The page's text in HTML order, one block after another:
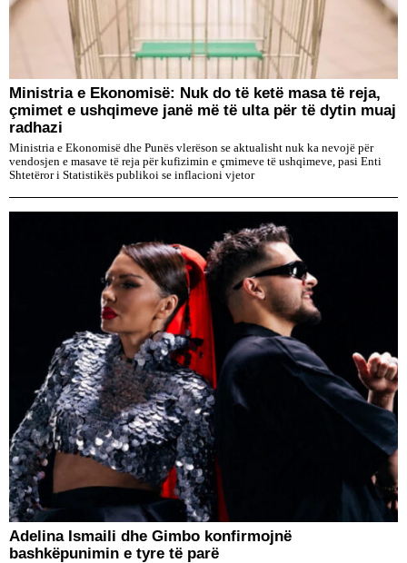
Ministria e Ekonomisë: Nuk do të ketë masa të reja,
çmimet e ushqimeve janë më të ulta për të dytin muaj
radhazi
Ministria e Ekonomisë dhe Punës vlerëson se aktualisht nuk ka nevojë për
vendosjen e masave të reja për kufizimin e çmimeve të ushqimeve, pasi Enti
Shtetëror i Statistikës publikoi se inflacioni vjetor
Adelina Ismaili dhe Gimbo konfirmojnë
bashkëpunimin e tyre të parë